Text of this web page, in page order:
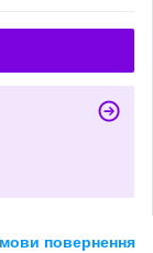
повернення